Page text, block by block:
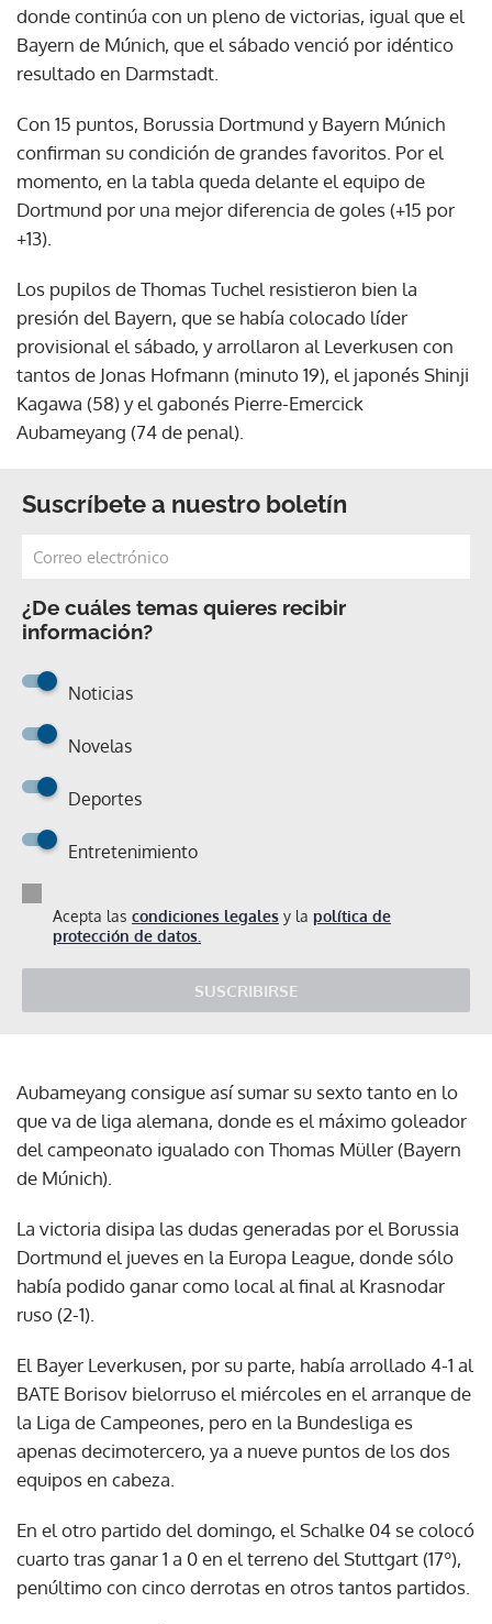
donde continúa con un pleno de victorias, igual que el
Bayern de Múnich, que el sábado venció por idéntico
resultado en Darmstadt.
Con 15 puntos, Borussia Dortmund y Bayern Múnich
confirman su condición de grandes favoritos. Por el
momento, en la tabla queda delante el equipo de
Dortmund por una mejor diferencia de goles (+15 por
+13).
Los pupilos de Thomas Tuchel resistieron bien la
presión del Bayern, que se había colocado líder
provisional el sábado, y arrollaron al Leverkusen con
tantos de Jonas Hofmann (minuto 19), el japonés Shinji
Kagawa (58) y el gabonés Pierre-Emercick
Aubameyang (74 de penal).
Suscríbete a nuestro boletín
¿De cuáles temas quieres recibir
información?
Noticias
Novelas
Deportes
Entretenimiento
Acepta las condiciones legales y la política de
protección de datos.
SUSCRIBIRSE
Aubameyang consigue así sumar su sexto tanto en lo
que va de liga alemana, donde es el máximo goleador
del campeonato igualado con Thomas Müller (Bayern
de Múnich).
La victoria disipa las dudas generadas por el Borussia
Dortmund el jueves en la Europa League, donde sólo
había podido ganar como local al final al Krasnodar
ruso (2-1).
El Bayer Leverkusen, por su parte, había arrollado 4-1 al
BATE Borisov bielorruso el miércoles en el arranque de
la Liga de Campeones, pero en la Bundesliga es
apenas decimotercero, ya a nueve puntos de los dos
equipos en cabeza.
En el otro partido del domingo, el Schalke 04 se colocó
cuarto tras ganar 1 a 0 en el terreno del Stuttgart (17º),
penúltimo con cinco derrotas en otros tantos partidos.